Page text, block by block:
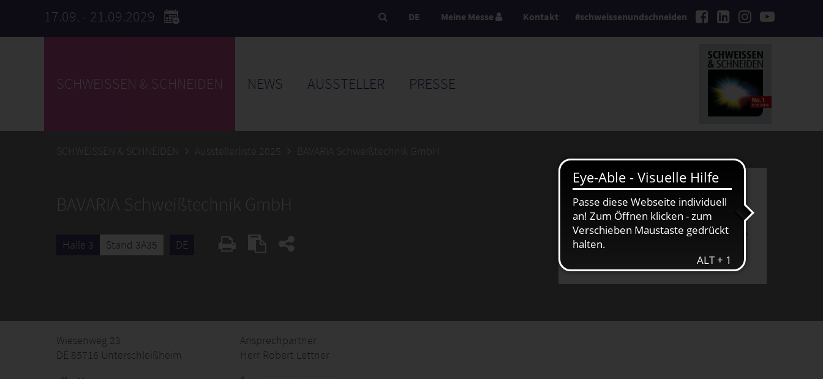
17.09. - 21.09.2029 #schweissenundschneiden
DE Meine Messe Kontakt
SCHWEISSEN & SCHNEIDEN NEWS AUSSTELLER PRESSE
SCHWEISSEN & SCHNEIDEN Ausstellerliste 2025 BAVARIA Schweißtechnik GmbH
BAVARIA Schweißtechnik GmbH
Halle 3 Stand 3A35 DE
Wiesenweg 23
DE 85716 Unterschleißheim
Ansprechpartner
Herr Robert Lettner